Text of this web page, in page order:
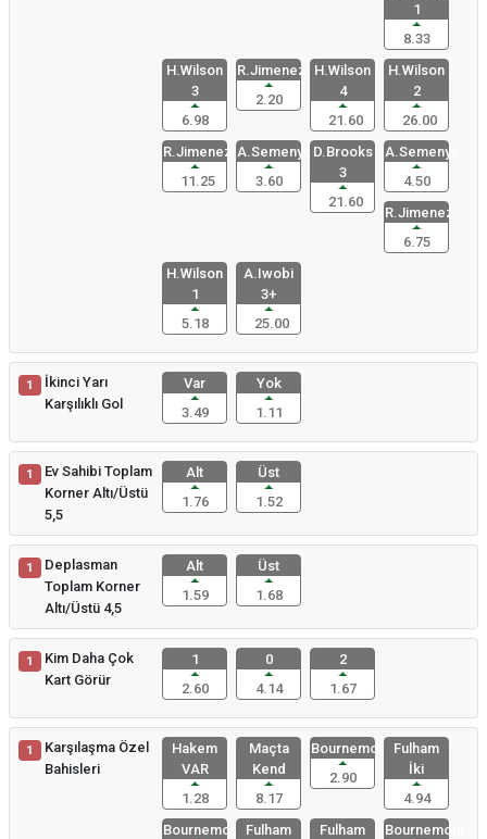
1
8.33
H.Wilson
3
6.98
R.Jimenez
2.20
H.Wilson
4
21.60
H.Wilson
2
26.00
R.Jimenez
11.25
A.Semenyo
3.60
D.Brooks
3
21.60
A.Semenyo
4.50
R.Jimenez
6.75
H.Wilson
1
5.18
A.Iwobi
3+
25.00
1
İkinci Yarı
Karşılıklı Gol
Var
3.49
Yok
1.11
1
Ev Sahibi Toplam
Korner Altı/Üstü
5,5
Alt
1.76
Üst
1.52
1
Deplasman
Toplam Korner
Altı/Üstü 4,5
Alt
1.59
Üst
1.68
1
Kim Daha Çok
Kart Görür
1
2.60
0
4.14
2
1.67
1
Karşılaşma Özel
Bahisleri
Hakem
VAR
1.28
Maçta
Kend
8.17
Bournemout
2.90
Fulham
İki
4.94
Bournemout
Fulham
Fulham
Bournemout